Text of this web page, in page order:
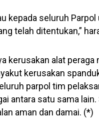
kepada seluruh
telah ditentukan,”
kerusakan alat peraga
kerusakan
parpol tim
antara satu sama lain.
aman dan damai. (*)